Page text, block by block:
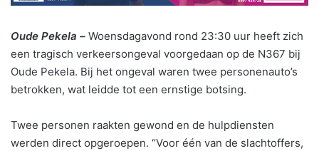
Oude Pekela – Woensdagavond rond 23:30 uur heeft zich
een tragisch verkeersongeval voorgedaan op de N367 bij
Oude Pekela. Bij het ongeval waren twee personenauto’s
betrokken, wat leidde tot een ernstige botsing.
Twee personen raakten gewond en de hulpdiensten
werden direct opgeroepen. “Voor één van de slachtoffers,